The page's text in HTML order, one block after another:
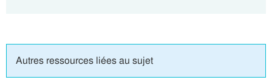
Autres ressources liées au sujet